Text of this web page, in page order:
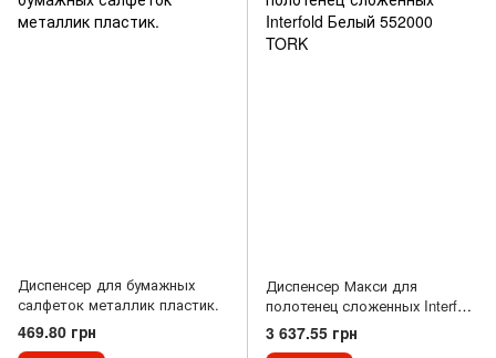
Диспенсер для бумажных
салфеток металлик пластик.
469.80 грн
Диспенсер Макси для
полотенец сложенных Interfold
Белый 552000 TORK
3 637.55 грн